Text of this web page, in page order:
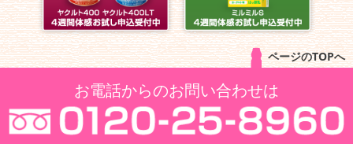
ページのTOPへ
お電話からのお問い合わせは